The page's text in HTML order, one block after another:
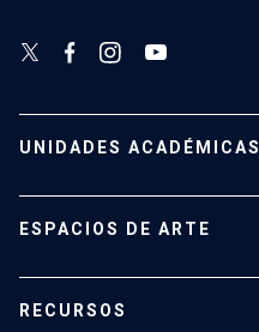
UNIDADES ACADÉMICAS
Escuela de Arte
Escuela de Diseño
ESPACIOS DE ARTE
RECURSOS